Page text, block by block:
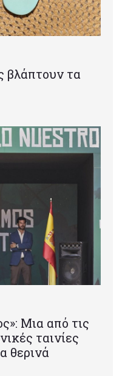
βλάπτουν τα
Mια από τις
ταινίες
θερινά